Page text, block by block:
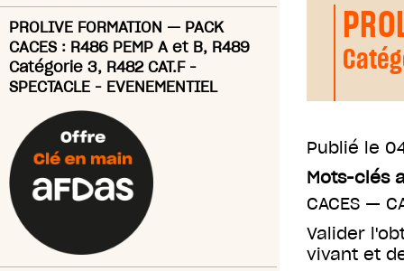
PROLIVE FORMATION — PACK
CACES : R486 PEMP A et B, R489
Catégorie 3, R482 CAT.F -
SPECTACLE - EVENEMENTIEL
Publié le
Mots-clés
CACES —
Valider
vivant et